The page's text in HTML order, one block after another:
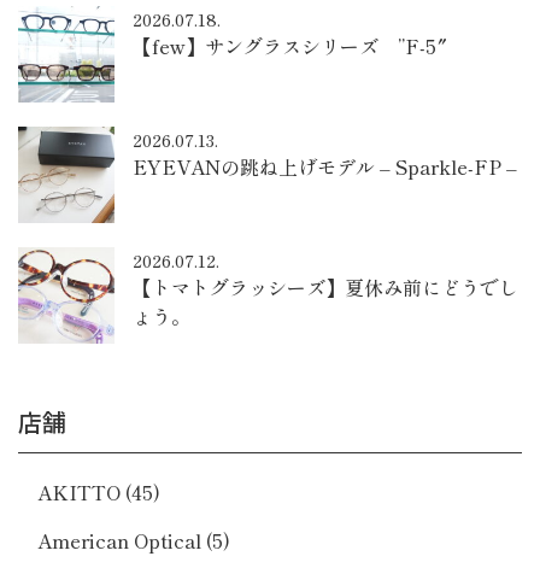
2026.07.18.
【few】サングラスシリーズ ”F-5″
2026.07.13.
EYEVANの跳ね上げモデル – Sparkle-FP –
2026.07.12.
【トマトグラッシーズ】夏休み前にどうでし
ょう。
店舗
AKITTO (45)
American Optical (5)